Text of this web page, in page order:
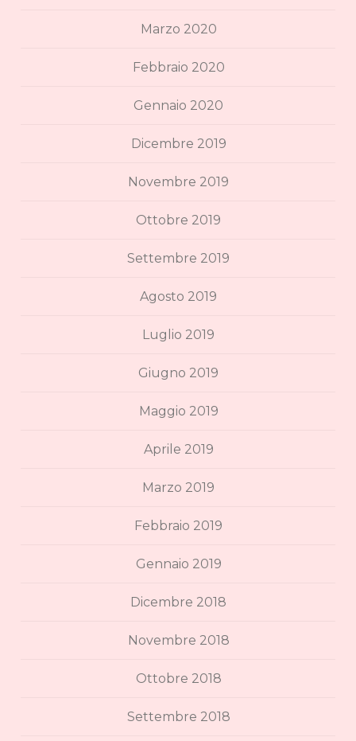
Marzo 2020
Febbraio 2020
Gennaio 2020
Dicembre 2019
Novembre 2019
Ottobre 2019
Settembre 2019
Agosto 2019
Luglio 2019
Giugno 2019
Maggio 2019
Aprile 2019
Marzo 2019
Febbraio 2019
Gennaio 2019
Dicembre 2018
Novembre 2018
Ottobre 2018
Settembre 2018